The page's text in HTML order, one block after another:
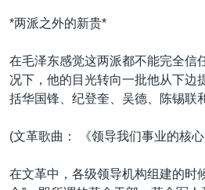
*两派之外的新贵*
在毛泽东感觉这两派都不能完全信
况下，他的目光转向一批他从下边
括华国锋、纪登奎、吴德、陈锡联
(文革歌曲： 《领导我们事业的核
在文革中，各级领导机构组建的时